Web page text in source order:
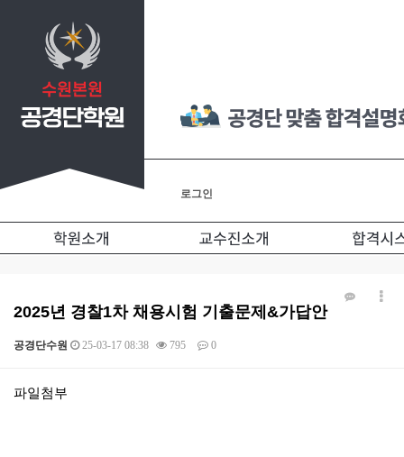
로그인
2025년 경찰1차 채용시험 기출문제&가답안
공경단수원 25-03-17 08:38 795 0
본문
파일첨부